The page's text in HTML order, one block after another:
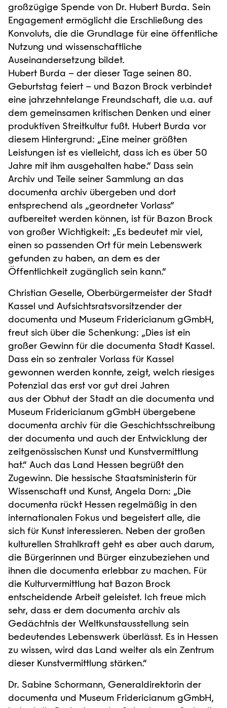
großzügige Spende von Dr. Hubert Burda. Sein
Engagement ermöglicht die Erschließung des
Konvoluts, die die Grundlage für eine öffentliche
Nutzung und wissenschaftliche
Auseinandersetzung bildet.
Hubert Burda – der dieser Tage seinen 80.
Geburtstag feiert – und Bazon Brock verbindet
eine jahrzehntelange Freundschaft, die u.a. auf
dem gemeinsamen kritischen Denken und einer
produktiven Streitkultur fußt. Hubert Burda vor
diesem Hintergrund: „Eine meiner größten
Leistungen ist es vielleicht, dass ich es über 50
Jahre mit ihm ausgehalten habe.“ Dass sein
Archiv und Teile seiner Sammlung an das
documenta archiv übergeben und dort
entsprechend als „geordneter Vorlass“
aufbereitet werden können, ist für Bazon Brock
von großer Wichtigkeit: „Es bedeutet mir viel,
einen so passenden Ort für mein Lebenswerk
gefunden zu haben, an dem es der
Öffentlichkeit zugänglich sein kann.“
Christian Geselle, Oberbürgermeister der Stadt
Kassel und Aufsichtsratsvorsitzender der
documenta und Museum Fridericianum gGmbH,
freut sich über die Schenkung: „Dies ist ein
großer Gewinn für die documenta Stadt Kassel.
Dass ein so zentraler Vorlass für Kassel
gewonnen werden konnte, zeigt, welch riesiges
Potenzial das erst vor gut drei Jahren
aus der Obhut der Stadt an die documenta und
Museum Fridericianum gGmbH übergebene
documenta archiv für die Geschichtsschreibung
der documenta und auch der Entwicklung der
zeitgenössischen Kunst und Kunstvermittlung
hat.“ Auch das Land Hessen begrüßt den
Zugewinn. Die hessische Staatsministerin für
Wissenschaft und Kunst, Angela Dorn: „Die
documenta rückt Hessen regelmäßig in den
internationalen Fokus und begeistert alle, die
sich für Kunst interessieren. Neben der großen
kulturellen Strahlkraft geht es aber auch darum,
die Bürgerinnen und Bürger einzubeziehen und
ihnen die documenta erlebbar zu machen. Für
die Kulturvermittlung hat Bazon Brock
entscheidende Arbeit geleistet. Ich freue mich
sehr, dass er dem documenta archiv als
Gedächtnis der Weltkunstausstellung sein
bedeutendes Lebenswerk überlässt. Es in Hessen
zu wissen, wird das Land weiter als ein Zentrum
dieser Kunstvermittlung stärken.“
Dr. Sabine Schormann, Generaldirektorin der
documenta und Museum Fridericianum gGmbH,